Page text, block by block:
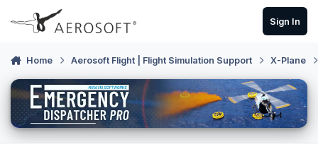
Skip to content
Sign In
Home Aerosoft Flight | Flight Simulation Support X-Plane